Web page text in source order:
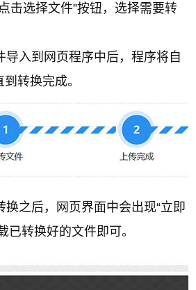
选择文件”按钮，选择需要转
入到网页程序中后，程序将自
转换完成。
之后，网页界面中会出现“立即
已转换好的文件即可。